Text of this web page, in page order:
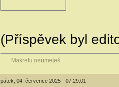
(Příspěvek byl
Makrelu neumeješ.
pátek, 04. července 2025 - 07:29:01